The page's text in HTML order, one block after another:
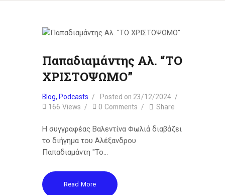
Παπαδιαμάντης Αλ. “ΤΟ
ΧΡΙΣΤΟΨΩΜΟ”
Blog, Podcasts Posted on 23/12/2024
166 Views 0 Comments Share
Η συγγραφέας Βαλεντίνα Φωλιά διαβάζει
το διήγημα του Αλέξανδρου
Παπαδιαμάντη "Το…
Read More